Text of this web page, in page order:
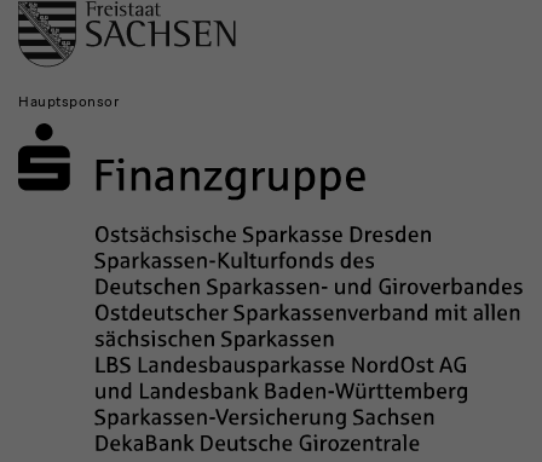
Hauptsponsor